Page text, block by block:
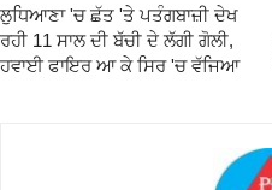
ਲੁਧਿਆਣਾ 'ਚ ਛੱਤ 'ਤੇ ਪਤੰਗਬਾਜ਼ੀ ਦੇਖ
ਰਹੀ 11 ਸਾਲ ਦੀ ਬੱਚੀ ਦੇ ਲੱਗੀ ਗੋਲੀ,
ਹਵਾਈ ਫਾਇਰ ਆ ਕੇ ਸਿਰ 'ਚ ਵੱਜਿਆ